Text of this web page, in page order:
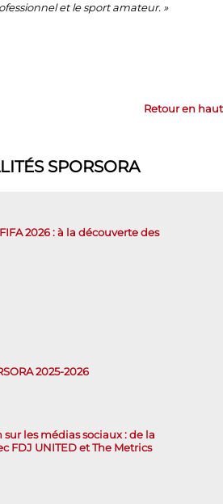
et le sport amateur. »
Retour en haut
SPORSORA
2026 : à la découverte des
2025-2026
les médias sociaux : de la
FDJ UNITED et The Metrics